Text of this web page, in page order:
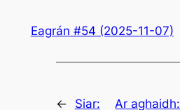
Eagrán #54 (2025-11-07)
←
Siar:
Ar aghaidh: